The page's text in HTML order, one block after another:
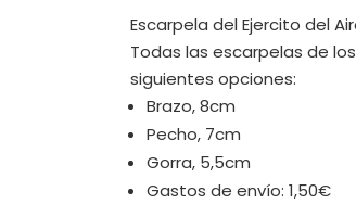
Escarpela del Ejercito del
Todas las escarpelas de
siguientes opciones:
Brazo, 8cm
Pecho, 7cm
Gorra, 5,5cm
Gastos de envío: 1,50€